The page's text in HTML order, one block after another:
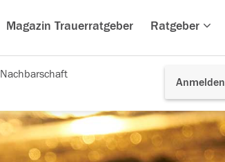
Magazin Trauerratgeber Ratgeber
Anmelden
Nachbarschaft